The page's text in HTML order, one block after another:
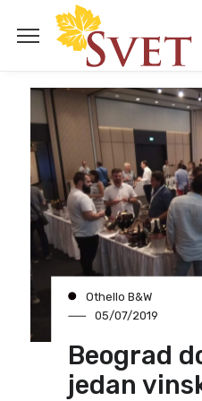
Othello B&W
05/07/2019
Beograd
jedan